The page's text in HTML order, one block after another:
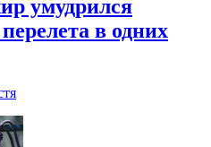
умудрился
в одних